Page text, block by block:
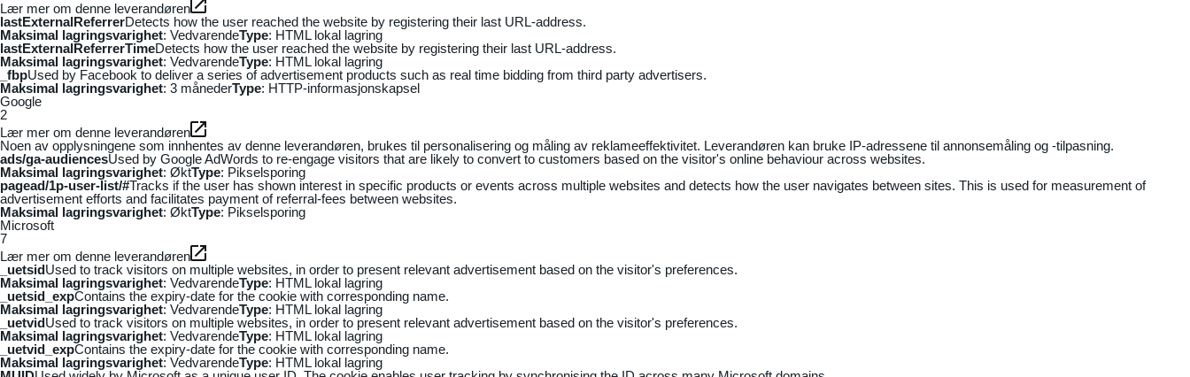
Lær mer om denne leverandøren
lastExternalReferrerDetects how the user reached the website by registering their last URL-address.
Maksimal lagringsvarighet: VedvarendeType: HTML lokal lagring
lastExternalReferrerTimeDetects how the user reached the website by registering their last URL-address.
Maksimal lagringsvarighet: VedvarendeType: HTML lokal lagring
_fbpUsed by Facebook to deliver a series of advertisement products such as real time bidding from third party advertisers.
Maksimal lagringsvarighet: 3 månederType: HTTP-informasjonskapsel
Google
2
Lær mer om denne leverandøren
Noen av opplysningene som innhentes av denne leverandøren, brukes til personalisering og måling av reklameeffektivitet. Leverandøren kan bruke IP-adressene til annonsemåling og -tilpasning.
ads/ga-audiencesUsed by Google AdWords to re-engage visitors that are likely to convert to customers based on the visitor's online behaviour across websites.
Maksimal lagringsvarighet: ØktType: Pikselsporing
pagead/1p-user-list/#Tracks if the user has shown interest in specific products or events across multiple websites and detects how the user navigates between sites. This is used for measurement of
advertisement efforts and facilitates payment of referral-fees between websites.
Maksimal lagringsvarighet: ØktType: Pikselsporing
Microsoft
7
Lær mer om denne leverandøren
_uetsidUsed to track visitors on multiple websites, in order to present relevant advertisement based on the visitor's preferences.
Maksimal lagringsvarighet: VedvarendeType: HTML lokal lagring
_uetsid_expContains the expiry-date for the cookie with corresponding name.
Maksimal lagringsvarighet: VedvarendeType: HTML lokal lagring
_uetvidUsed to track visitors on multiple websites, in order to present relevant advertisement based on the visitor's preferences.
Maksimal lagringsvarighet: VedvarendeType: HTML lokal lagring
_uetvid_expContains the expiry-date for the cookie with corresponding name.
Maksimal lagringsvarighet: VedvarendeType: HTML lokal lagring